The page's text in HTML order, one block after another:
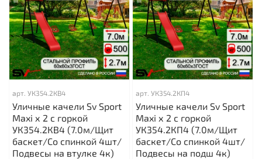
арт. УК354.2КВ4
Уличные качели Sv Sport
Maxi х 2 с горкой
УК354.2КВ4 (7.0м/Щит
баскет/Со спинкой 4шт/
Подвесы на втулке 4к)
арт. УК354.2КП4
Уличные качели Sv Sport
Maxi х 2 с горкой
УК354.2КП4 (7.0м/Щит
баскет/Со спинкой 4шт/
Подвесы на подш 4к)